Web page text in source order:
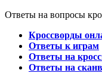
Ответы на вопросы
Кроссворды
Ответы к играм
Ответы на
Ответы на